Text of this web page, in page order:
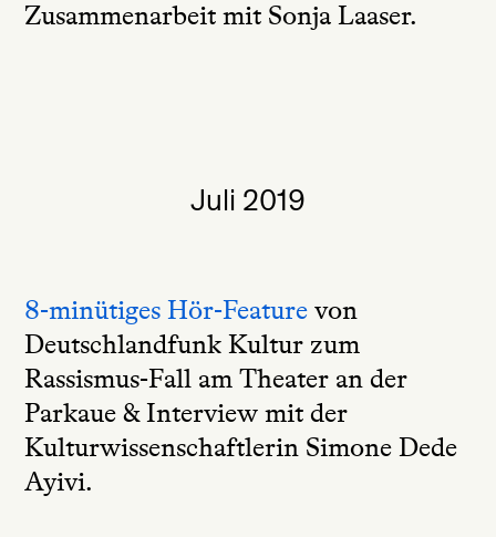
Zusammenarbeit mit Sonja Laaser.
Juli 2019
8-minütiges Hör-Feature von
Deutschlandfunk Kultur zum
Rassismus-Fall am Theater an der
Parkaue & Interview mit der
Kulturwissenschaftlerin Simone Dede
Ayivi.